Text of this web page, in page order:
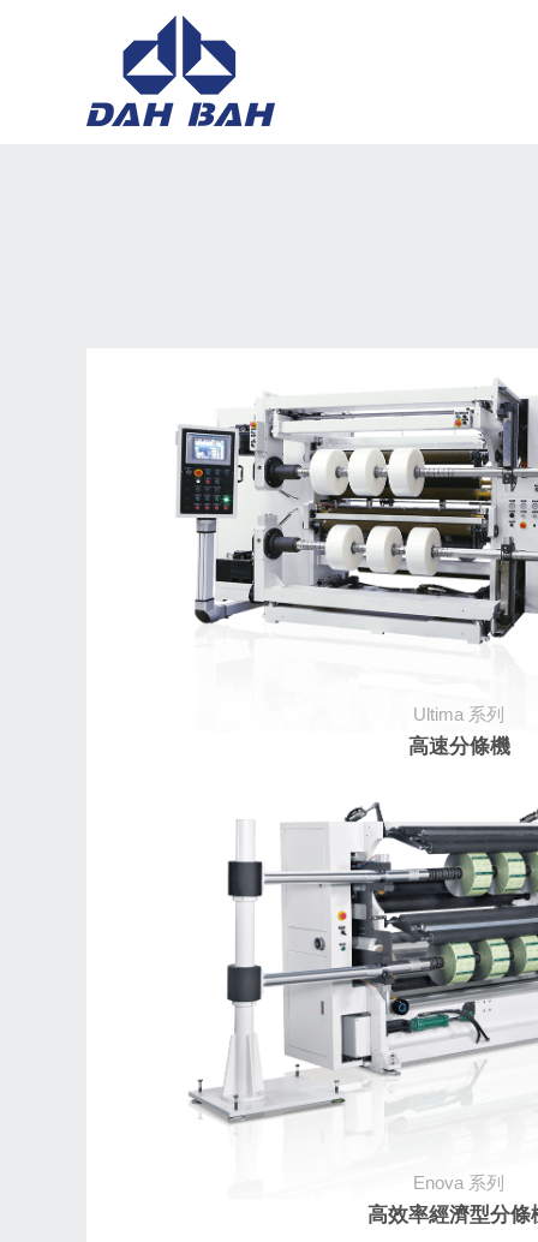
Ultima 系列
高速分條機
Enova 系列
高效率經濟型分條